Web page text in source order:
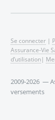
Se connecter |
Assurance-Vie
d’utilisation|
2009-2026 —
versements